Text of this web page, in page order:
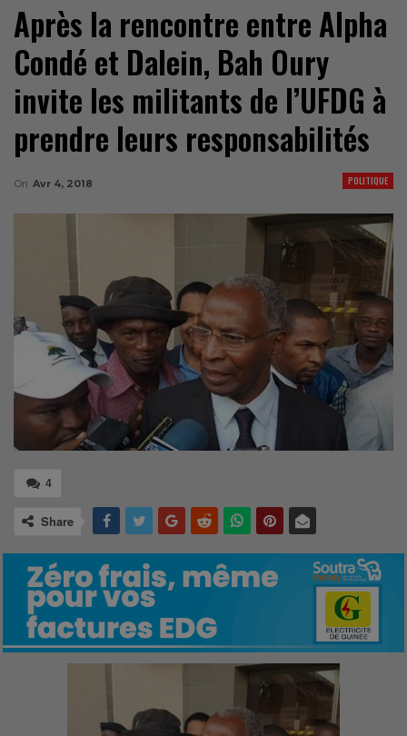
Après la rencontre entre Alpha
Condé et Dalein, Bah Oury
invite les militants de l’UFDG à
prendre leurs responsabilités
POLITIQUE
On Avr 4, 2018
4
Share